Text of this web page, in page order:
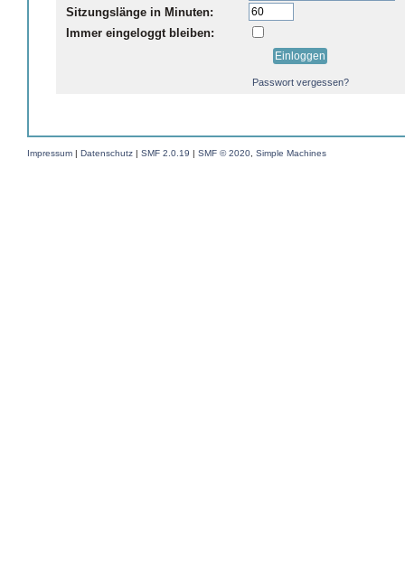
Sitzungslänge in Minuten:
Immer eingeloggt bleiben:
Passwort vergessen?
Impressum Datenschutz SMF 2.0.19 SMF © 2020, Simple Machines